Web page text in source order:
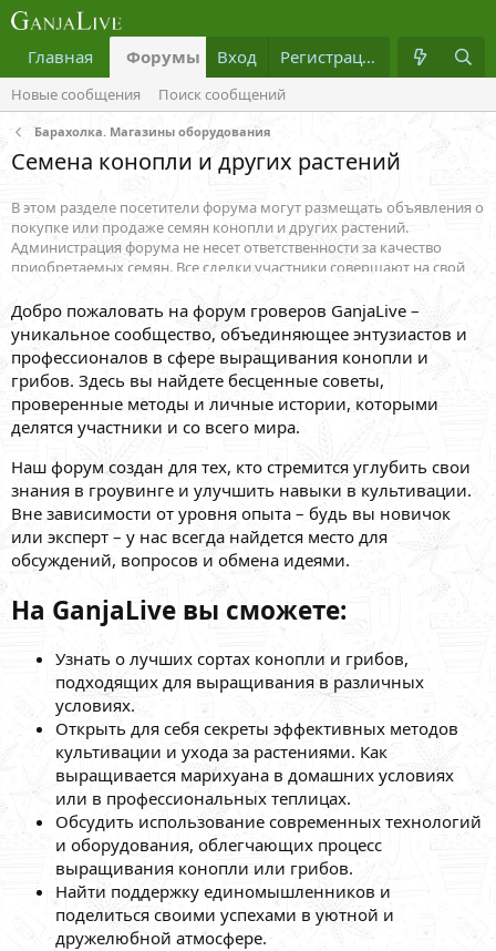
Главная Форумы Что нового? Медиа
Вход Регистрация
Новые сообщения Поиск сообщений
Барахолка. Магазины оборудования
Семена конопли и других растений
В этом разделе посетители форума могут размещать объявления о
покупке или продаже семян конопли и других растений.
Администрация форума не несет ответственности за качество
приобретаемых семян. Все сделки участники совершают на свой
Добро пожаловать на форум гроверов GanjaLive –
уникальное сообщество, объединяющее энтузиастов и
профессионалов в сфере выращивания конопли и
грибов. Здесь вы найдете бесценные советы,
проверенные методы и личные истории, которыми
делятся участники и со всего мира.
Наш форум создан для тех, кто стремится углубить свои
знания в гроувинге и улучшить навыки в культивации.
Вне зависимости от уровня опыта – будь вы новичок
или эксперт – у нас всегда найдется место для
обсуждений, вопросов и обмена идеями.
На GanjaLive вы сможете:
Узнать о лучших сортах конопли и грибов,
подходящих для выращивания в различных
условиях.
Открыть для себя секреты эффективных методов
культивации и ухода за растениями. Как
выращивается марихуана в домашних условиях
или в профессиональных теплицах.
Обсудить использование современных технологий
и оборудования, облегчающих процесс
выращивания конопли или грибов.
Найти поддержку единомышленников и
поделиться своими успехами в уютной и
дружелюбной атмосфере.